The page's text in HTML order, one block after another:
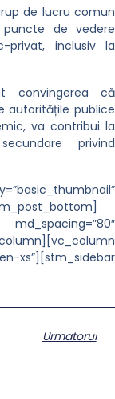
de lucru comun
de vedere
privat, inclusiv la
convingerea că
autoritățile publice
va contribui la
privind
xs”][stm_sidebar
Urmatorul